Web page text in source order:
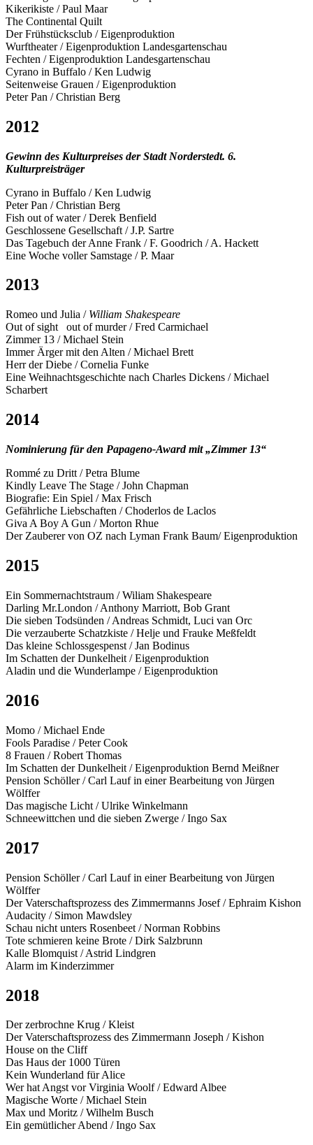
Kikerikiste / Paul Maar
The Continental Quilt
Der Frühstücksclub / Eigenproduktion
Wurftheater / Eigenproduktion Landesgartenschau
Fechten / Eigenproduktion Landesgartenschau
Cyrano in Buffalo / Ken Ludwig
Seitenweise Grauen / Eigenproduktion
Peter Pan / Christian Berg
2012
Gewinn des Kulturpreises der Stadt Norderstedt. 6.
Kulturpreisträger
Cyrano in Buffalo / Ken Ludwig
Peter Pan / Christian Berg
Fish out of water / Derek Benfield
Geschlossene Gesellschaft / J.P. Sartre
Das Tagebuch der Anne Frank / F. Goodrich / A. Hackett
Eine Woche voller Samstage / P. Maar
2013
Romeo und Julia / William Shakespeare
Out of sight out of murder / Fred Carmichael
Zimmer 13 / Michael Stein
Immer Ärger mit den Alten / Michael Brett
Herr der Diebe / Cornelia Funke
Eine Weihnachtsgeschichte nach Charles Dickens / Michael
Scharbert
2014
Nominierung für den Papageno-Award mit „Zimmer 13“
Rommé zu Dritt / Petra Blume
Kindly Leave The Stage / John Chapman
Biografie: Ein Spiel / Max Frisch
Gefährliche Liebschaften / Choderlos de Laclos
Giva A Boy A Gun / Morton Rhue
Der Zauberer von OZ nach Lyman Frank Baum/ Eigenproduktion
2015
Ein Sommernachtstraum / Wiliam Shakespeare
Darling Mr.London / Anthony Marriott, Bob Grant
Die sieben Todsünden / Andreas Schmidt, Luci van Orc
Die verzauberte Schatzkiste / Helje und Frauke Meßfeldt
Das kleine Schlossgespenst / Jan Bodinus
Im Schatten der Dunkelheit / Eigenproduktion
Aladin und die Wunderlampe / Eigenproduktion
2016
Momo / Michael Ende
Fools Paradise / Peter Cook
8 Frauen / Robert Thomas
Im Schatten der Dunkelheit / Eigenproduktion Bernd Meißner
Pension Schöller / Carl Lauf in einer Bearbeitung von Jürgen
Wölffer
Das magische Licht / Ulrike Winkelmann
Schneewittchen und die sieben Zwerge / Ingo Sax
2017
Pension Schöller / Carl Lauf in einer Bearbeitung von Jürgen
Wölffer
Der Vaterschaftsprozess des Zimmermanns Josef / Ephraim Kishon
Audacity / Simon Mawdsley
Schau nicht unters Rosenbeet / Norman Robbins
Tote schmieren keine Brote / Dirk Salzbrunn
Kalle Blomquist / Astrid Lindgren
Alarm im Kinderzimmer
2018
Der zerbrochne Krug / Kleist
Der Vaterschaftsprozess des Zimmermann Joseph / Kishon
House on the Cliff
Das Haus der 1000 Türen
Kein Wunderland für Alice
Wer hat Angst vor Virginia Woolf / Edward Albee
Magische Worte / Michael Stein
Max und Moritz / Wilhelm Busch
Ein gemütlicher Abend / Ingo Sax